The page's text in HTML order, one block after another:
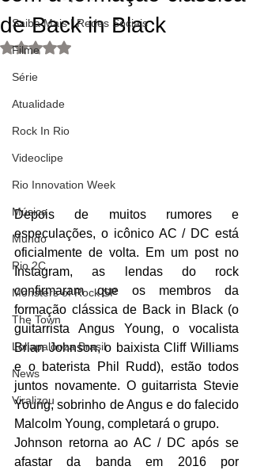
Saiba Mais | Redes Sociais
Filme
Série
Atualidade
Rock In Rio
Videoclipe
Rio Innovation Week
Música
Mundo
Rio 2C
Monsters of Rock SP
The Town
Lollapalooza Brasil
News
Viralizou
de Back in Black
Avaliado com NaN de 5 estrelas.
Depois de muitos rumores e
especulações, o icônico AC / DC está
oficialmente de volta. Em um post no
Instagram, as lendas do rock
confirmaram que os membros da
formação clássica de Back in Black (o
guitarrista Angus Young, o vocalista
Brian Johnson, o baixista Cliff Williams
e o baterista Phil Rudd), estão todos
juntos novamente. O guitarrista Stevie
Young, sobrinho de Angus e do falecido
Malcolm Young, completará o grupo.
Johnson retorna ao AC / DC após se
afastar da banda em 2016 por